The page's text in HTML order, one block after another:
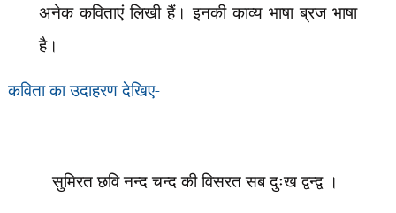
अनेक कविताएं लिखी हैं। इनकी काव्य भाषा ब्रज भाषा
है।
कविता का उदाहरण देखिए-
सुमिरत छवि नन्द चन्द की विसरत सब दुःख द्वन्द्व ।